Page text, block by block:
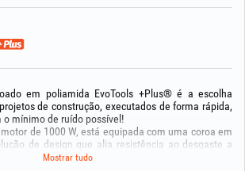
em poliamida EvoTools +Plus® é a escolha
de construção, executados de forma rápida,
o mínimo de ruído possível!
de 1000 W, está equipada com uma coroa em
de design que alia resistência ao desgaste a
Mostrar tudo